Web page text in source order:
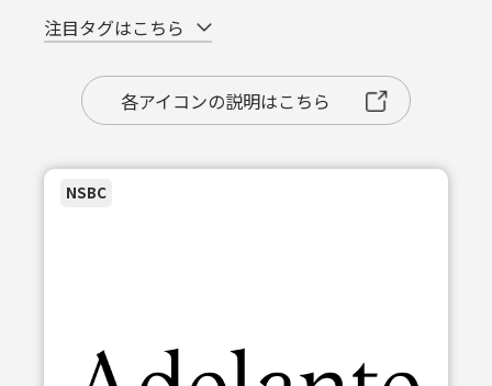
注目タグはこちら
各アイコンの説明はこちら
NSBC